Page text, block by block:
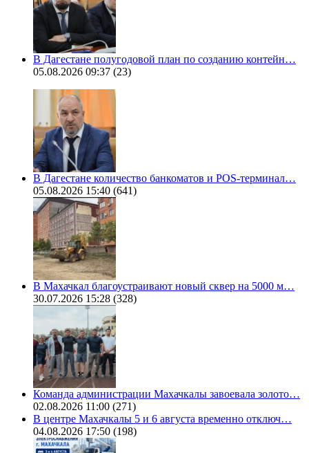
В Дагестане полугодовой план по созданию контейн…
05.08.2026 09:37 (23)
В Дагестане количество банкоматов и POS-терминал…
05.08.2026 15:40 (641)
В Махачкал благоустраивают новый сквер на 5000 м…
30.07.2026 15:28 (328)
Команда администрации Махачкалы завоевала золото…
02.08.2026 11:00 (271)
В центре Махачкалы 5 и 6 августа временно отключ…
04.08.2026 17:50 (198)